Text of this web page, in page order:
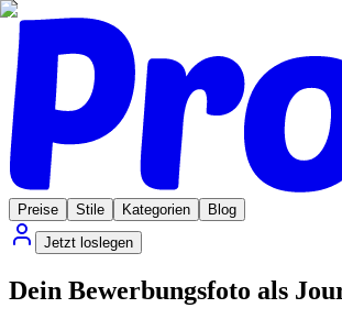
Preise Stile Kategorien
Blog
Jetzt loslegen
Dein Bewerbungsfoto als